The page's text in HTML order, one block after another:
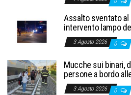
Assalto sventato al
intervento lampo
3 Agosto 2026 0
Mucche sui binari,
persone a bordo
3 Agosto 2026 0